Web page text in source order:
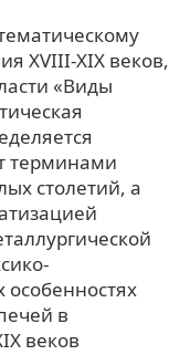
XVIII-XIX веков,
«Виды
терминами
столетий, а
особенностях
в
веков